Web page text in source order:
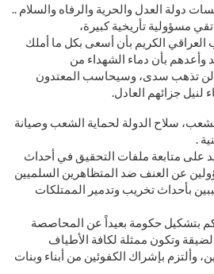
دولة العدل والحرية والرفاه والسلام ..
مسؤولية تأريخية كبيرة،
العراقي الكريم بأن أسعى بكل ما أملك
وأعدهم بأن دماء الشهداء من
لن تذهب سدى، وسيحاسب المعتدون
جزائهم العادل.
سلاح الدولة لحماية الشعب وصيانة
.
على متابعة ملفات التحقيق في أحداث
عن العنف ضد المتظاهرين السلميين
بأحداث تخريب وتدمير الممتلكات
بتشكيل حكومة بعيداً عن المحاصصة
الضيقة وتكون ممثلة لكافة الأطياف
وألتزم بإشراك الكفوئين من أبناء وبنات